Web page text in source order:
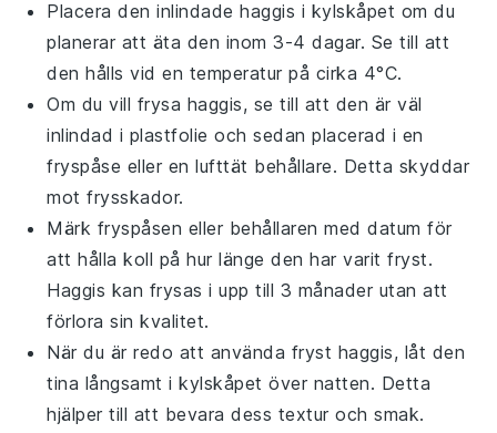
Placera den inlindadehaggis i kylskåpet om du
planerar att äta den inom 3-4 dagar. Se till att
den hålls vid en temperatur på cirka 4°C.
Om du vill frysa haggis, se till att den är väl
inlindad i plastfolie och sedan placerad i en
fryspåse eller en lufttät behållare. Detta skyddar
mot frysskador.
Märk fryspåsen eller behållaren med datum för
att hålla koll på hur länge den har varit fryst.
Haggis kan frysas i upp till 3 månader utan att
förlora sin kvalitet.
När du är redo att använda fryst haggis, låt den
tina långsamt i kylskåpet över natten. Detta
hjälper till att bevara dess textur och smak.